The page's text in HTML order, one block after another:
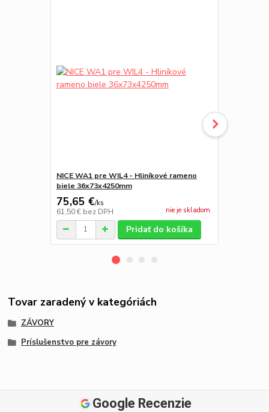
NICE WA1 pre WIL4 - Hliníkové rameno
biele 36x73x4250mm
75,65 €/ks
61,50 € bez DPH nie je skladom
Pridať do košíka
Tovar zaradený v kategóriách
ZÁVORY
Príslušenstvo pre závory
Google Recenzie